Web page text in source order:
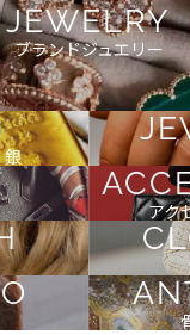
JEWELRY
ブランドジュエリー
銀
アク